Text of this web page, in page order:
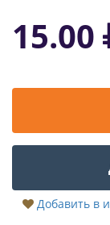
15.00
Добавить в